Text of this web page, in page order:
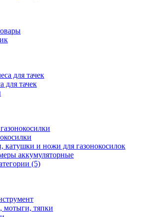
для тачек
для тачек
катушки и ножи для газонокосилок
аккумуляторные
(5)
мотыги, тяпки